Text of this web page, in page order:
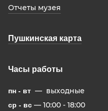
Отчеты музея
Пушкинская карта
Часы работы
пн - вт — выходные
ср - вс — 10:00 - 18:00